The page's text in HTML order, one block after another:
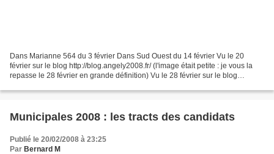
Dans Marianne 564 du 3 février Dans Sud Ouest du 14 février Vu le 20
février sur le blog http://blog.angely2008.fr/ (l'image était petite : je vous la
repasse le 28 février en grande définition) Vu le 28 février sur le blog
Municipales 2008 : les tracts des candidats
Publié le 20/02/2008 à 23:25
Par Bernard M